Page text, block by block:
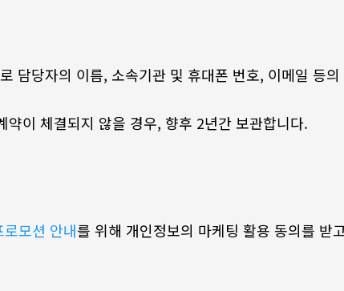
당자의 이름, 소속기관 및 휴대폰 번호, 이메일 등의
이 체결되지 않을 경우, 향후 2년간 보관합니다.
모션 안내를 위해 개인정보의 마케팅 활용 동의를 받